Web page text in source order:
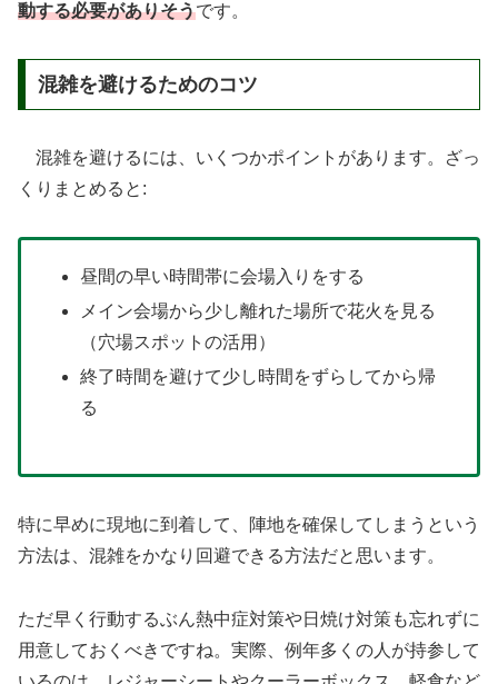
動する必要がありそうです。
混雑を避けるためのコツ
混雑を避けるには、いくつかポイントがあります。ざっ
くりまとめると:
昼間の早い時間帯に会場入りをする
メイン会場から少し離れた場所で花火を見る
（穴場スポットの活用）
終了時間を避けて少し時間をずらしてから帰
る
特に早めに現地に到着して、陣地を確保してしまうという
方法は、混雑をかなり回避できる方法だと思います。
ただ早く行動するぶん熱中症対策や日焼け対策も忘れずに
用意しておくべきですね。実際、例年多くの人が持参して